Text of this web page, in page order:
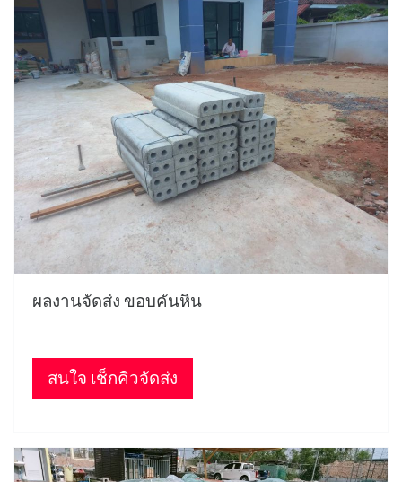
ผลงานจัดส่ง ขอบคันหิน
สนใจ เช็กคิวจัดส่ง